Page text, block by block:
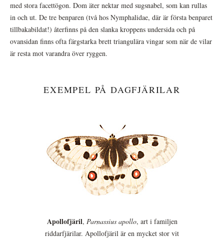
med stora facettögon. Dom äter nektar med sugsnabel, som kan rullas
in och ut. De tre benparen (två hos Nymphalidae, där är första benparet
tillbakabildat!) återfinns på den slanka kroppens undersida och på
ovansidan finns ofta färgstarka brett triangulära vingar som när de vilar
är resta mot varandra över ryggen.
EXEMPEL PÅ DAGFJÄRILAR
Apollofjäril, Parnassius apollo, art i familjen
riddarfjärilar. Apollofjäril är en mycket stor vit